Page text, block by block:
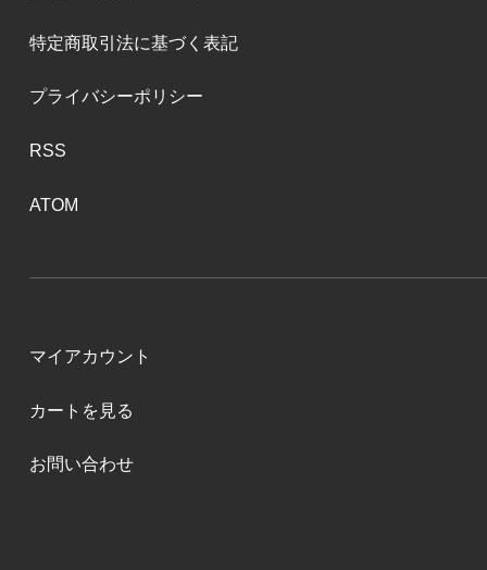
特定商取引法に基づく表記
プライバシーポリシー
RSS
ATOM
マイアカウント
カートを見る
お問い合わせ